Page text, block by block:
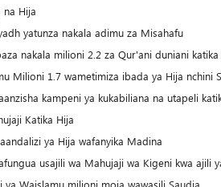
na Hija
yatunza nakala adimu za Misahafu
nakala milioni 2.2 za Qur'ani duniani
Milioni 1.7 wametimiza ibada ya Hija nchini
kampeni ya kukabiliana na utapeli
Katika Hija
ya Hija wafanyika Madina
usajili wa Mahujaji wa Kigeni kwa ajili